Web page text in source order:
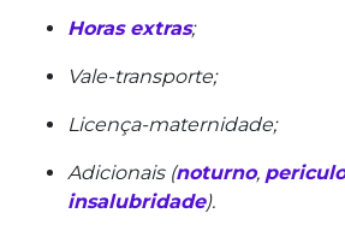
Horas extras;
Vale-transporte;
Licença-maternidade;
Adicionais (noturno,
insalubridade).